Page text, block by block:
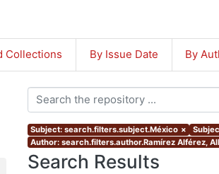
Collections By Issue Date By
Subject: search.filters.subject.México ×
Author: search.filters.author.Ramírez Alférez,
Search Results